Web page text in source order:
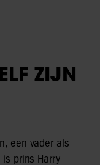
ZIJN
een vader als
prins Harry